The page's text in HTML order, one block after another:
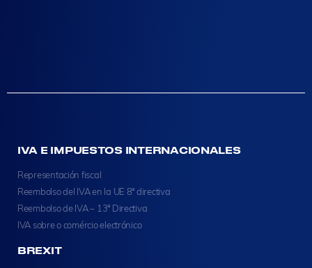
IVA E IMPUESTOS INTERNACIONALES
Representación fiscal
Reembolso del IVA en la UE 8ª directiva
Reembolso de IVA – 13ª Directiva
IVA sobre o comércio electrónico
BREXIT